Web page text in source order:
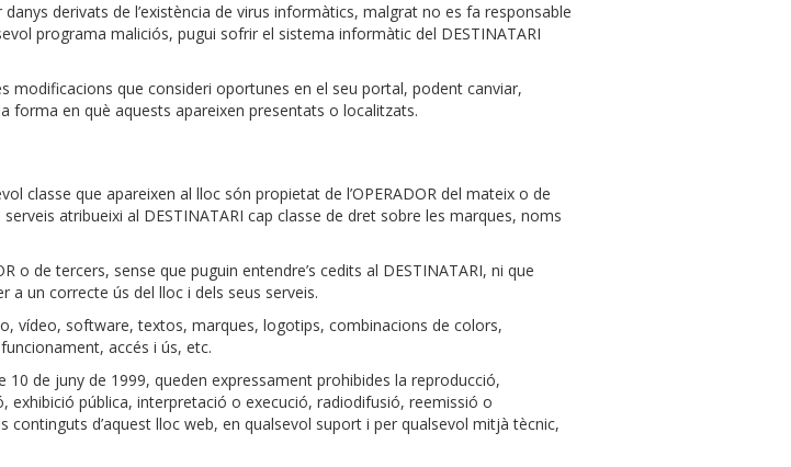
derivats de l’existència de virus informàtics, malgrat no es fa responsable
programa maliciós, pugui sofrir el sistema informàtic del DESTINATARI
modificacions que consideri oportunes en el seu portal, podent canviar,
forma en què aquests apareixen presentats o localitzats.
classe que apareixen al lloc són propietat de l’OPERADOR del mateix o de
atribueixi al DESTINATARI cap classe de dret sobre les marques, noms
o de tercers, sense que puguin entendre’s cedits al DESTINATARI, ni que
a un correcte ús del lloc i dels seus serveis.
vídeo, software, textos, marques, logotips, combinacions de colors,
accés i ús, etc.
de juny de 1999, queden expressament prohibides la reproducció,
pública, interpretació o execució, radiodifusió, reemissió o
d’aquest lloc web, en qualsevol suport i per qualsevol mitjà tècnic,